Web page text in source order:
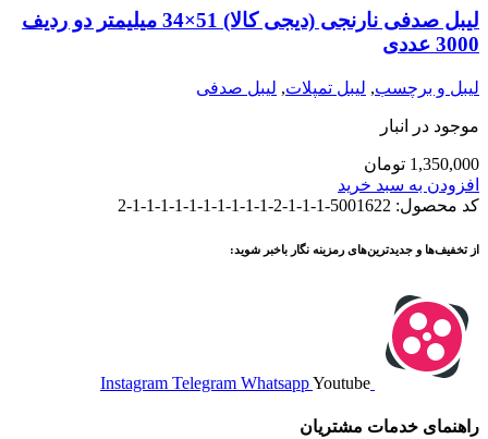
لیبل صدفی نارنجی (دیجی کالا) 51×34 میلیمتر دو ردیف
3000 عددی
لیبل و برچسب, لیبل تمپلات, لیبل صدفی
موجود در انبار
1,350,000 تومان
افزودن به سبد خرید
کد محصول: 5001622-1-1-1-2-1-1-1-1-1-1-1-1-1-1-2
از تخفیف‌ها و جدیدترین‌های رمزینه نگار باخبر شوید:
Instagram Telegram WhatsappYoutube
راهنمای خدمات مشتریان